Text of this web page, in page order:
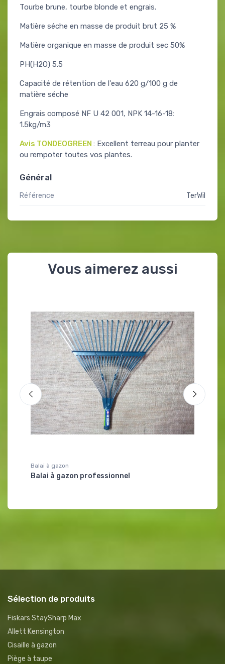
Tourbe brune, tourbe blonde et engrais.
Matière séche en masse de produit brut 25 %
Matière organique en masse de produit sec 50%
PH(H2O) 5.5
Capacité de rétention de l'eau 620 g/100 g de
matière séche
Engrais composé NF U 42 001, NPK 14-16-18:
1.5kg/m3
Avis TONDEOGREEN : Excellent terreau pour planter
ou rempoter toutes vos plantes.
Général
Référence TerWil
Vous aimerez aussi
Balai à gazon
Balai à gazon professionnel
Sélection de produits
Fiskars StaySharp Max
Allett Kensington
Cisaille à gazon
Piège à taupe